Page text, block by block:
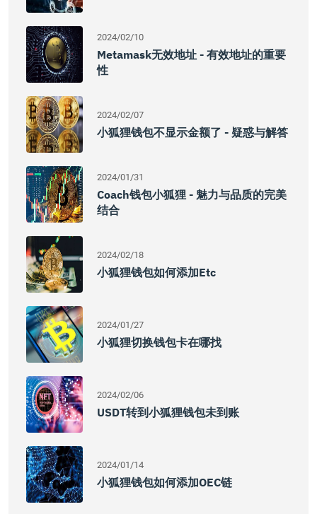
2024/02/10
Metamask无效地址 - 有效地址的重要
性
2024/02/07
小狐狸钱包不显示金额了 - 疑惑与解答
2024/01/31
Coach钱包小狐狸 - 魅力与品质的完美
结合
2024/02/18
小狐狸钱包如何添加etc
2024/01/27
小狐狸切换钱包卡在哪找
2024/02/06
USDT转到小狐狸钱包未到账
2024/01/14
小狐狸钱包如何添加OEC链